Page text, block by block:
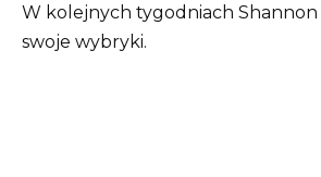
W kolejnych tygodniach Shannon
swoje wybryki.